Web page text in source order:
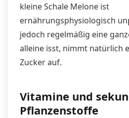
kleine Schale Melone ist
ernährungsphysiologisch
jedoch regelmäßig eine
alleine isst, nimmt natürlich
Zucker auf.
Vitamine und
Pflanzenstoffe